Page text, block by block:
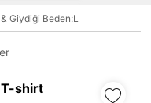
Giydiği Beden:L
T-shirt